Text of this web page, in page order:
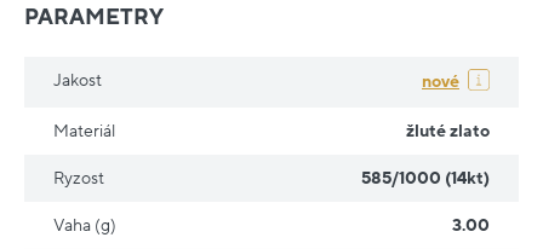
PARAMETRY
Jakost nové
Materiál žluté zlato
Ryzost 585/1000 (14kt)
Vaha (g) 3.00